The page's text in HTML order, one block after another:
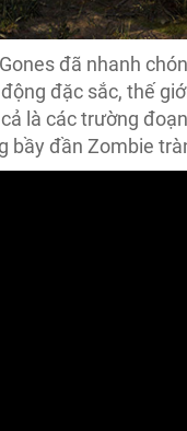
đã nhanh
đặc sắc, thế
là các trường
bầy đần Zombie